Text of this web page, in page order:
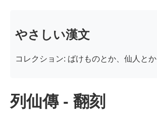
やさしい漢文
コレクション: ばけものとか、仙人とか
列仙傳 - 翻刻